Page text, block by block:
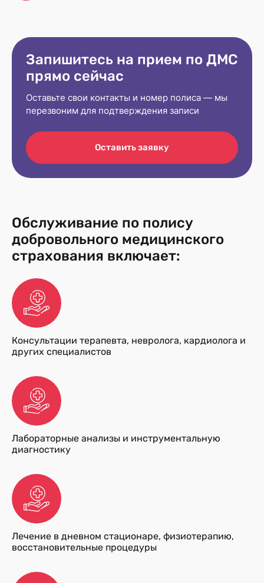
Запишитесь на прием по ДМС
прямо сейчас
Оставьте свои контакты и номер полиса — мы
перезвоним для подтверждения записи
Оставить заявку
Обслуживание по полису
добровольного медицинского
страхования включает:
Консультации терапевта, невролога, кардиолога и
других специалистов
Лабораторные анализы и инструментальную
диагностику
Лечение в дневном стационаре, физиотерапию,
восстановительные процедуры